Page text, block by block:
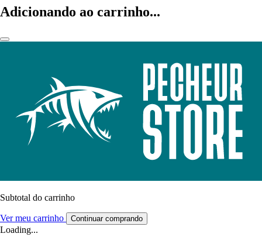
Adicionando ao carrinho...
Subtotal do carrinho
Ver meu carrinho Continuar comprando
Loading...